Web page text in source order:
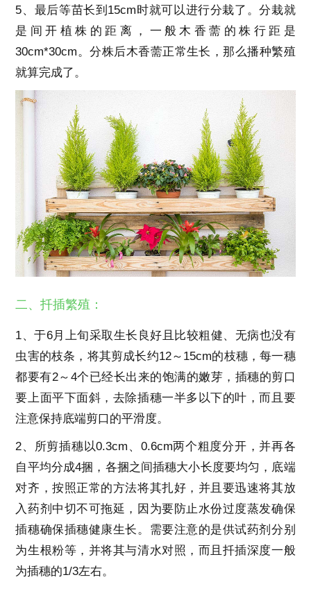
5、最后等苗长到15cm时就可以进行分栽了。分栽就
是间开植株的距离，一般木香薷的株行距是
30cm*30cm。分株后木香薷正常生长，那么播种繁殖
就算完成了。
二、扦插繁殖：
1、于6月上旬采取生长良好且比较粗健、无病也没有
虫害的枝条，将其剪成长约12～15cm的枝穗，每一穗
都要有2～4个已经长出来的饱满的嫩芽，插穗的剪口
要上面平下面斜，去除插穗一半多以下的叶，而且要
注意保持底端剪口的平滑度。
2、所剪插穗以0.3cm、0.6cm两个粗度分开，并再各
自平均分成4捆，各捆之间插穗大小长度要均匀，底端
对齐，按照正常的方法将其扎好，并且要迅速将其放
入药剂中切不可拖延，因为要防止水份过度蒸发确保
插穗确保插穗健康生长。需要注意的是供试药剂分别
为生根粉等，并将其与清水对照，而且扦插深度一般
为插穗的1/3左右。